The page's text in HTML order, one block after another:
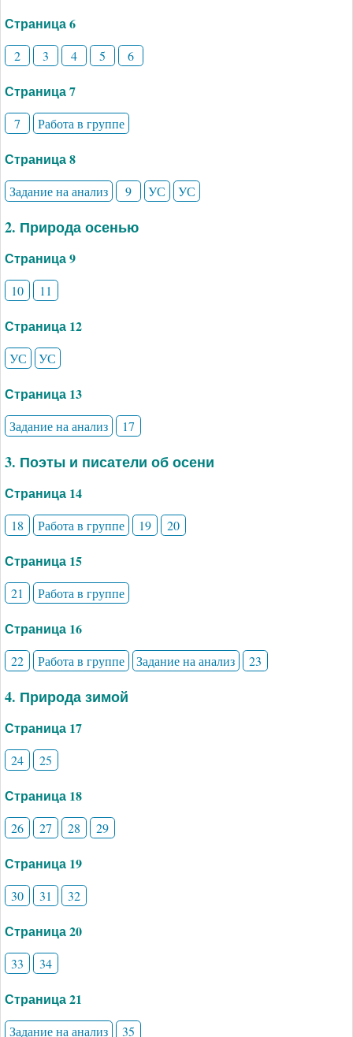
Страница 6
2 3 4 5 6
Страница 7
7 Работа в группе
Страница 8
Задание на анализ 9 УС УС
2. Природа осенью
Страница 9
10 11
Страница 12
УС УС
Страница 13
Задание на анализ 17
3. Поэты и писатели об осени
Страница 14
18 Работа в группе 19 20
Страница 15
21 Работа в группе
Страница 16
22 Работа в группе Задание на анализ 23
4. Природа зимой
Страница 17
24 25
Страница 18
26 27 28 29
Страница 19
30 31 32
Страница 20
33 34
Страница 21
Задание на анализ 35